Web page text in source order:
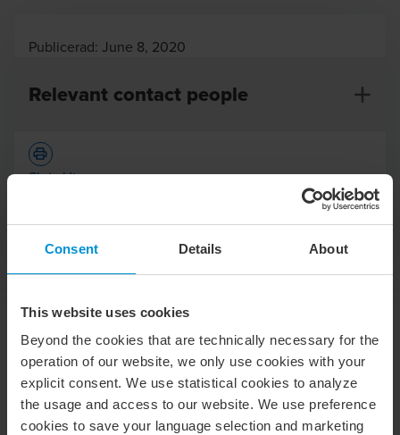
Consent Details About
This website uses cookies
Beyond the cookies that are technically necessary for the
operation of our website, we only use cookies with your
explicit consent. We use statistical cookies to analyze
the usage and access to our website. We use preference
cookies to save your language selection and marketing
Deal-typ M&A - Sellside
Sektor Bygg, anläggning & installation
BDO agerade finansiell rådgivare till ägarna vid
försäljningen av Järfälla VA- & Byggentreprenad till Elda.
JVAB är en lönsam totalentreprenad som levererar
Publicerad: June 8, 2020
Relevant contact people
Claes Nordebäck
Skriv Ut
Opens In A New Window/tab
Opens In A New Window/tab
Opens In A New Window/tab
Opens In A New Window/tab